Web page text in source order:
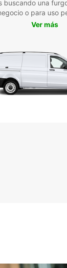
ciudad.
a explorar
buscando una
o para uso
Ver más